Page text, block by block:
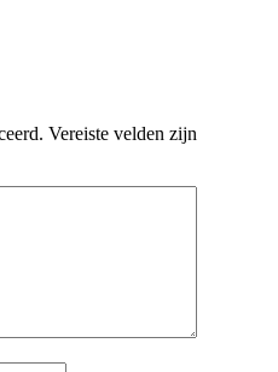
Vereiste velden zijn